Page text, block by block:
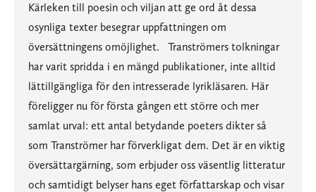
Kärleken till poesin och viljan att ge ord åt dessa
osynliga texter besegrar uppfattningen om
översättningens omöjlighet. Tranströmers tolkningar
har varit spridda i en mängd publikationer, inte alltid
lättillgängliga för den intresserade lyrikläsaren. Här
föreligger nu för första gången ett större och mer
samlat urval: ett antal betydande poeters dikter så
som Tranströmer har förverkligat dem. Det är en viktig
översättargärning, som erbjuder oss väsentlig litteratur
och samtidigt belyser hans eget författarskap och visar